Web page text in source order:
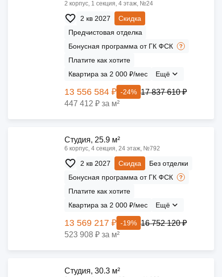
2 корпус, 1 секция, 4 этаж, №24
2 кв 2027
Скидка
Предчистовая отделка
Бонусная программа от ГК ФСК
Платите как хотите
Квартира за 2 000 ₽/мес
Ещё
13 556 584 ₽ -24% 17 837 610 ₽
447 412 ₽ за м²
Cтудия, 25.9 м²
6 корпус, 4 секция, 24 этаж, №792
2 кв 2027 Скидка
Без отделки
Бонусная программа от ГК ФСК
Платите как хотите
Квартира за 2 000 ₽/мес
Ещё
13 569 217 ₽ -19% 16 752 120 ₽
523 908 ₽ за м²
Cтудия, 30.3 м²